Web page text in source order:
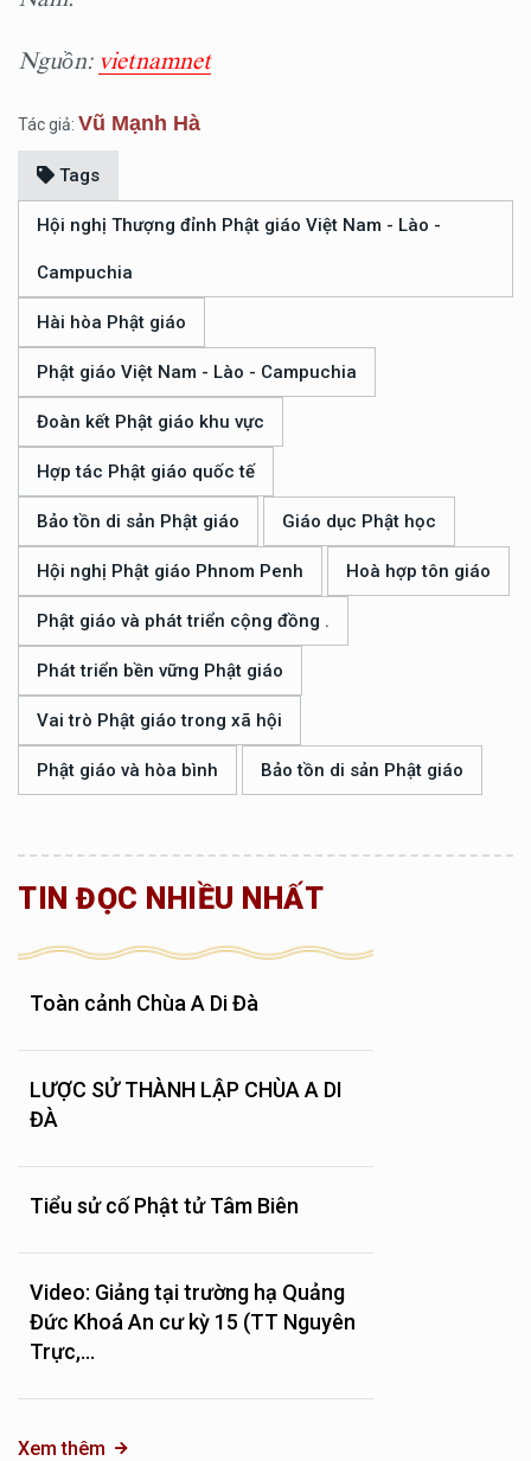
Nguồn: vietnamnet
Tác giả: Vũ Mạnh Hà
Tags
Hội nghị Thượng đỉnh Phật giáo Việt Nam - Lào -
Campuchia
Hài hòa Phật giáo
Phật giáo Việt Nam - Lào - Campuchia
Đoàn kết Phật giáo khu vực
Hợp tác Phật giáo quốc tế
Bảo tồn di sản Phật giáo Giáo dục Phật học
Hội nghị Phật giáo Phnom Penh Hoà hợp tôn giáo
Phật giáo và phát triển cộng đồng .
Phát triển bền vững Phật giáo
Vai trò Phật giáo trong xã hội
Phật giáo và hòa bình Bảo tồn di sản Phật giáo
TIN ĐỌC NHIỀU NHẤT
Toàn cảnh Chùa A Di Đà
LƯỢC SỬ THÀNH LẬP CHÙA A DI
ĐÀ
Tiểu sử cố Phật tử Tâm Biên
Video: Giảng tại trường hạ Quảng
Đức Khoá An cư kỳ 15 (TT Nguyên
Trực,...
Xem thêm